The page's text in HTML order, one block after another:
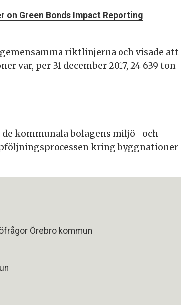
on Green Bonds Impact Reporting
riktlinjerna och visade att
var, per 31 december 2017, 24 639 ton
kommunala bolagens miljö- och
kring byggnationer
Örebro kommun